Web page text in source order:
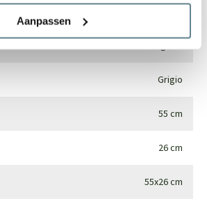
Aanpassen
Grigio
55 cm
26 cm
55x26 cm